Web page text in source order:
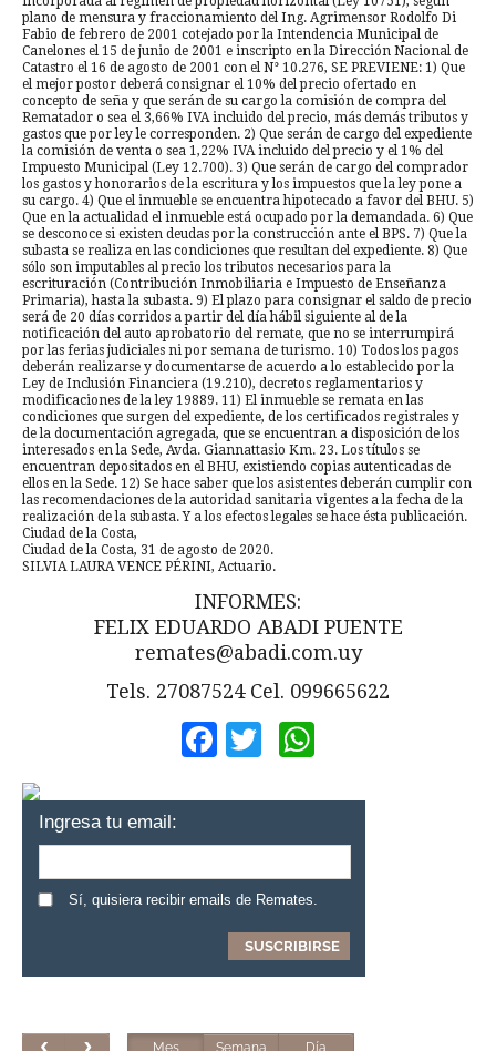
plano de mensura y fraccionamiento del Ing. Agrimensor Rodolfo Di
Fabio de febrero de 2001 cotejado por la Intendencia Municipal de
Canelones el 15 de junio de 2001 e inscripto en la Dirección Nacional de
Catastro el 16 de agosto de 2001 con el N° 10.276, SE PREVIENE: 1) Que
el mejor postor deberá consignar el 10% del precio ofertado en
concepto de seña y que serán de su cargo la comisión de compra del
Rematador o sea el 3,66% IVA incluido del precio, más demás tributos y
gastos que por ley le corresponden. 2) Que serán de cargo del expediente
la comisión de venta o sea 1,22% IVA incluido del precio y el 1% del
Impuesto Municipal (Ley 12.700). 3) Que serán de cargo del comprador
los gastos y honorarios de la escritura y los impuestos que la ley pone a
su cargo. 4) Que el inmueble se encuentra hipotecado a favor del BHU. 5)
Que en la actualidad el inmueble está ocupado por la demandada. 6) Que
se desconoce si existen deudas por la construcción ante el BPS. 7) Que la
subasta se realiza en las condiciones que resultan del expediente. 8) Que
sólo son imputables al precio los tributos necesarios para la
escrituración (Contribución Inmobiliaria e Impuesto de Enseñanza
Primaria), hasta la subasta. 9) El plazo para consignar el saldo de precio
será de 20 días corridos a partir del día hábil siguiente al de la
notificación del auto aprobatorio del remate, que no se interrumpirá
por las ferias judiciales ni por semana de turismo. 10) Todos los pagos
deberán realizarse y documentarse de acuerdo a lo establecido por la
Ley de Inclusión Financiera (19.210), decretos reglamentarios y
modificaciones de la ley 19889. 11) El inmueble se remata en las
condiciones que surgen del expediente, de los certificados registrales y
de la documentación agregada, que se encuentran a disposición de los
interesados en la Sede, Avda. Giannattasio Km. 23. Los títulos se
encuentran depositados en el BHU, existiendo copias autenticadas de
ellos en la Sede. 12) Se hace saber que los asistentes deberán cumplir con
las recomendaciones de la autoridad sanitaria vigentes a la fecha de la
realización de la subasta. Y a los efectos legales se hace ésta publicación.
Ciudad de la Costa,
Ciudad de la Costa, 31 de agosto de 2020.
SILVIA LAURA VENCE PÉRINI, Actuario.
INFORMES:
FELIX EDUARDO ABADI PUENTE
remates@abadi.com.uy
Tels. 27087524 Cel. 099665622
Facebook
Twitter
Ingresa tu email:
Sí, quisiera recibir emails de Remates.
Mes Semana Día